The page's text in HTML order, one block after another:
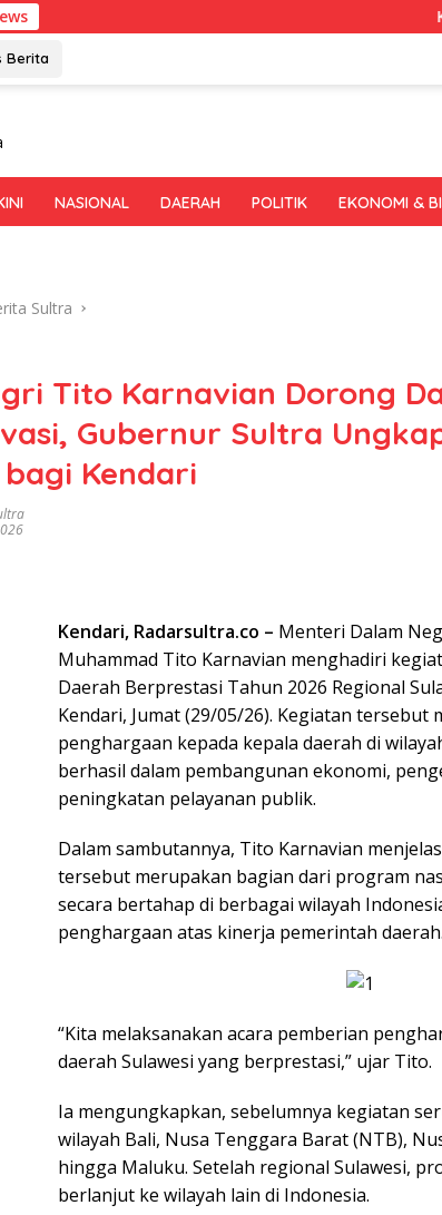
Kadin
Berita
NASIONAL DAERAH POLITIK EKONOMI &
Sultra
Tito Karnavian Dorong
Gubernur Sultra
Kendari
Kendari, Radarsultra.co – Menteri Dalam
Muhammad Tito Karnavian menghadiri
Daerah Berprestasi Tahun 2026 Regional
Kendari, Jumat (29/05/26). Kegiatan tersebut
penghargaan kepada kepala daerah di
berhasil dalam pembangunan ekonomi,
peningkatan pelayanan publik.
Dalam sambutannya, Tito Karnavian
tersebut merupakan bagian dari program
secara bertahap di berbagai wilayah
penghargaan atas kinerja pemerintah daerah.
“Kita melaksanakan acara pemberian
daerah Sulawesi yang berprestasi,” ujar Tito.
Ia mengungkapkan, sebelumnya kegiatan
wilayah Bali, Nusa Tenggara Barat (NTB),
hingga Maluku. Setelah regional Sulawesi,
berlanjut ke wilayah lain di Indonesia.